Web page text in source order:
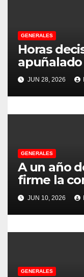
d
e
e
n
t
a
d
a
GENERALES
Horas
con más
Chilecito
JUN 28, 2026
GENERALES
A un año
firme la
no pudo
a CFK
JUN 10, 2026
GENERALES